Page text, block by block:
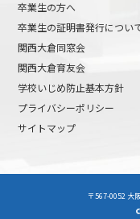
高
中
卒業生の方へ
卒業生の証明書発行につい
関西大倉同窓会
関西大倉育友会
学校いじめ防止基本方針
プライバシーポリシー
サイトマップ
〒567-0052 大